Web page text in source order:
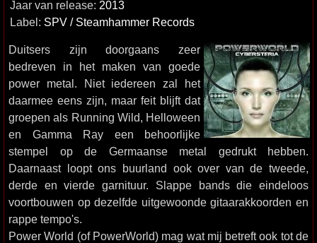
Jaar van release: 2013
Label: SPV / Steamhammer Records
Duitsers zijn doorgaans zeer
bedreven in het maken van goede
power metal. Niet iedereen zal het
daarmee eens zijn, maar feit blijft dat
groepen als Running Wild, Helloween
en Gamma Ray een behoorlijke
stempel op de Germaanse metal gedrukt hebben.
Daarnaast loopt ons buurland ook over van de tweede,
derde en vierde garnituur. Slappe bands die eindeloos
voortbouwen op dezelfde uitgewoonde gitaarakkoorden en
rappe tempo's.
Power World (of PowerWorld) mag wat mij betreft ook tot de